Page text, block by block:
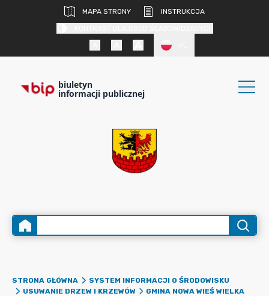
MAPA STRONY
INSTRUKCJA
biuletyn
informacji publicznej
STRONA GŁÓWNA
SYSTEM INFORMACJI O ŚRODOWISKU
USUWANIE DRZEW I KRZEWÓW
GMINA NOWA WIEŚ WIELKA